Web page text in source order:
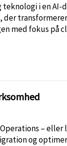
teknologi i en AI-
der
med fokus på
Operations –
og